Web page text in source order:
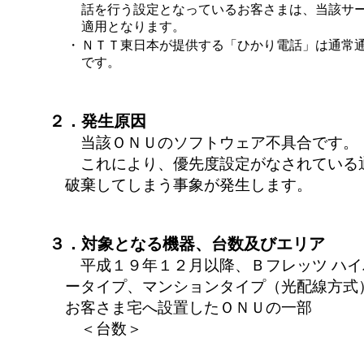
話を行う設定となっているお客さまは、当該サ
適用となります。
・
ＮＴＴ東日本が提供する「ひかり電話」は通常
です。
２．発生原因
当該ＯＮＵのソフトウェア不具合です。
これにより、優先度設定がなされている
破棄してしまう事象が発生します。
３．対象となる機器、台数及びエリア
平成１９年１２月以降、Ｂフレッツ ハ
ータイプ、マンションタイプ（光配線方式
お客さま宅へ設置したＯＮＵの一部
＜台数＞